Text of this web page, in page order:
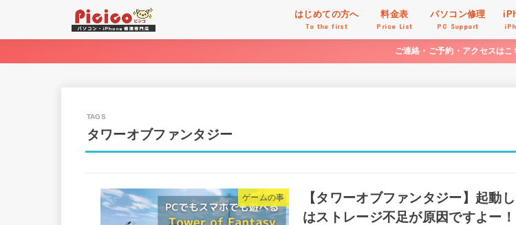
はじめての方へ
To the first
料金表
Price List
パソコン修理
PC Support
ご連絡・ご予約・アクセスはこ
タワーオブファンタジー
ゲームの事
【タワーオブファンタジー】起動
はストレージ不足が原因ですよー！